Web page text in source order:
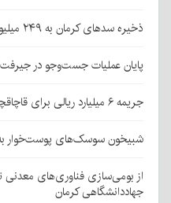
ذخیره سدهای کرمان به ۲۴۹ میلیون مترمکعب رسید
پایان عملیات جست‌وجو در جیرفت؛ کودک ۴ ساله
جریمه ۶ میلیارد ریالی برای قاچاقچی نارنگی پاکستانی در بافت
شبیخون سوسک‌های پوست‌خوار
از بومی‌سازی فناوری‌های
جهاددانشگاهی کرمان